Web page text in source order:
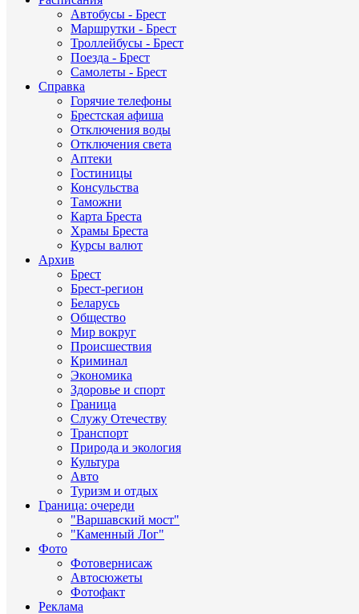
Автобусы - Брест
Маршрутки - Брест
Троллейбусы - Брест
Поезда - Брест
Самолеты - Брест
Справка
Горячие телефоны
Брестская афиша
Отключения воды
Отключения света
Аптеки
Гостиницы
Консульства
Таможни
Карта Бреста
Храмы Бреста
Курсы валют
Архив
Брест
Брест-регион
Беларусь
Общество
Мир вокруг
Происшествия
Криминал
Экономика
Здоровье и спорт
Граница
Служу Отечеству
Транспорт
Природа и экология
Культура
Авто
Туризм и отдых
Граница: очереди
"Варшавский мост"
"Каменный Лог"
Фото
Фотовернисаж
Автосюжеты
Фотофакт
Реклама